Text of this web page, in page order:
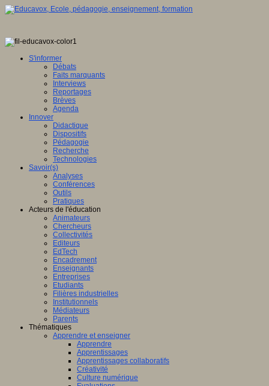
S'informer
Débats
Faits marquants
Interviews
Reportages
Brèves
Agenda
Innover
Didactique
Dispositifs
Pédagogie
Recherche
Technologies
Savoir(s)
Analyses
Conférences
Outils
Pratiques
Acteurs de l'éducation
Animateurs
Chercheurs
Collectivités
Editeurs
EdTech
Encadrement
Enseignants
Entreprises
Etudiants
Filières industrielles
Institutionnels
Médiateurs
Parents
Thématiques
Apprendre et enseigner
Apprendre
Apprentissages
Apprentissages collaboratifs
Créativité
Culture numérique